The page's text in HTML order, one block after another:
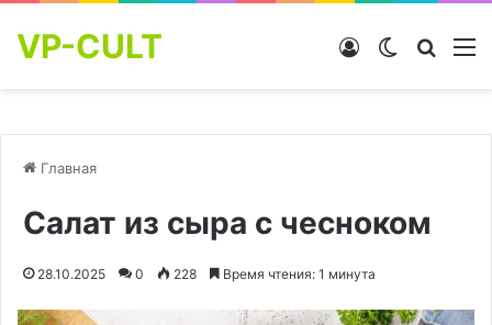
VP-CULT Switch skin
Войти
Главная
Салат из сыра с чесноком
28.10.2025 0 228 Время чтения: 1 минута